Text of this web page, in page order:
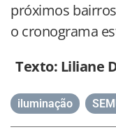
próximos
o cronograma
Texto: Liliane
iluminação